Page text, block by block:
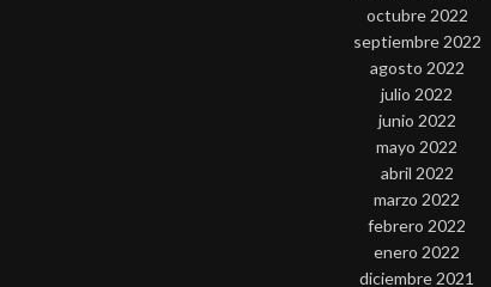
octubre 2022
septiembre 2022
agosto 2022
julio 2022
junio 2022
mayo 2022
abril 2022
marzo 2022
febrero 2022
enero 2022
diciembre 2021